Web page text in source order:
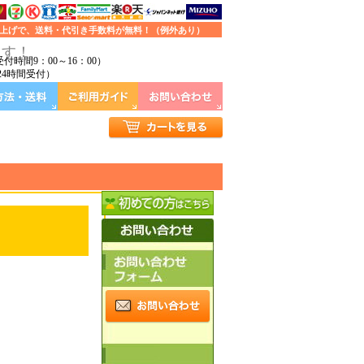
！
げで、送料・代引き手数料が無料！（例外あり）
時間9：00～16：00）
時間受付）